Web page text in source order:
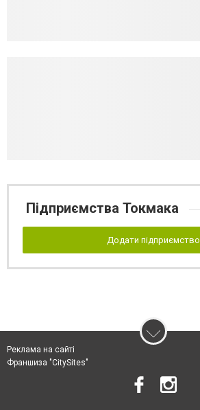
Підприємства Токмака
Додати підприємство
Реклама на сайті
Франшиза "CitySites"